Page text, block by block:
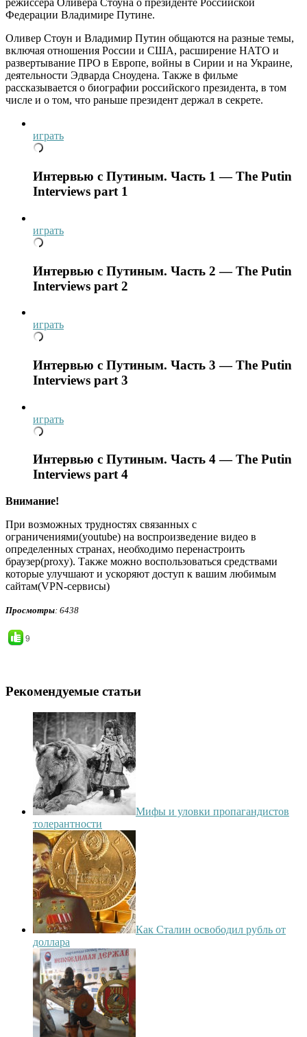
режиссёра Оливера Стоуна о президенте Российской
Федерации Владимире Путине.
Оливер Стоун и Владимир Путин общаются на разные темы,
включая отношения России и США, расширение НАТО и
развертывание ПРО в Европе, войны в Сирии и на Украине,
деятельности Эдварда Сноудена. Также в фильме
рассказывается о биографии российского президента, в том
числе и о том, что раньше президент держал в секрете.
играть
Интервью с Путиным. Часть 1 — The Putin
Interviews part 1
играть
Интервью с Путиным. Часть 2 — The Putin
Interviews part 2
играть
Интервью с Путиным. Часть 3 — The Putin
Interviews part 3
играть
Интервью с Путиным. Часть 4 — The Putin
Interviews part 4
Внимание!
При возможных трудностях связанных с
ограничениями(youtube) на воспроизведение видео в
определенных странах, необходимо перенастроить
браузер(proxy). Также можно воспользоваться средствами
которые улучшают и ускоряют доступ к вашим любимым
сайтам(VPN-сервисы)
Просмотры: 6438
9
Рекомендуемые статьи
Мифы и уловки пропагандистов
толерантности
Как Сталин освободил рубль от
доллара